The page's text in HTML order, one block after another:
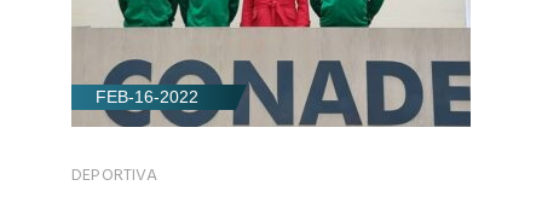
FEB-16-2022
DEPORTIVA